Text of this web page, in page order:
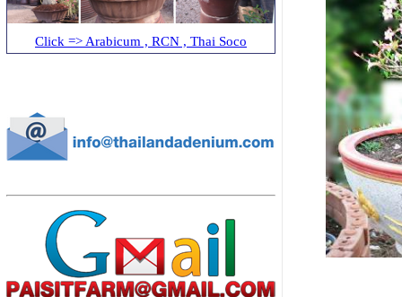
Click => Arabicum , RCN , Thai Soco